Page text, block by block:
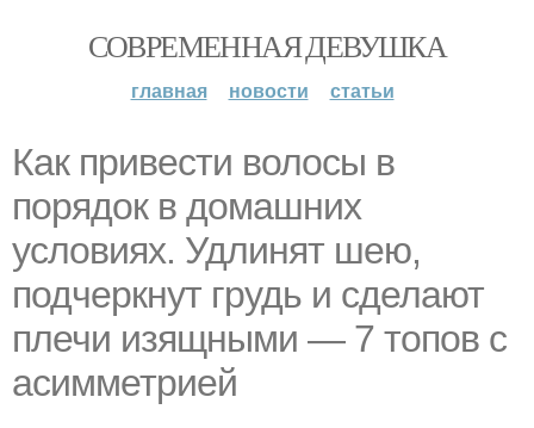
СОВРЕМЕННАЯ ДЕВУШКА
главная новости статьи
Как привести волосы в
порядок в домашних
условиях. Удлинят шею,
подчеркнут грудь и сделают
плечи изящными — 7 топов с
асимметрией